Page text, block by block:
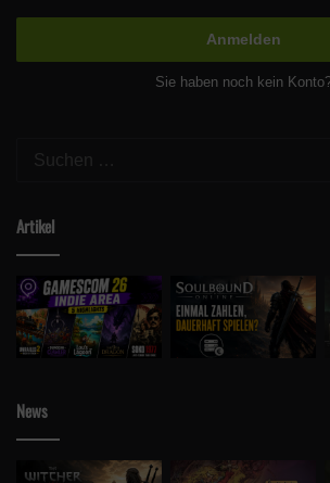
Anmelden
Sie haben noch kein
Artikel
News